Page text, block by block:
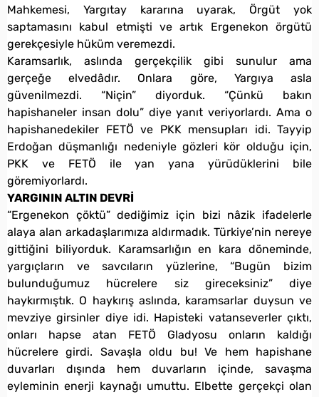
Mahkemesi, Yargıtay kararına uyarak, Örgüt yok
saptamasını kabul etmişti ve artık Ergenekon örgütü
gerekçesiyle hüküm veremezdi.
Karamsarlık, aslında gerçekçilik gibi sunulur ama
gerçeğe elvedâdır. Onlara göre, Yargıya asla
güvenilmezdi. “Niçin” diyorduk. “Çünkü bakın
hapishaneler insan dolu” diye yanıt veriyorlardı. Ama o
hapishanedekiler FETÖ ve PKK mensupları idi. Tayyip
Erdoğan düşmanlığı nedeniyle gözleri kör olduğu için,
PKK ve FETÖ ile yan yana yürüdüklerini bile
göremiyorlardı.
YARGININ ALTIN DEVRİ
“Ergenekon çöktü” dediğimiz için bizi nâzik ifadelerle
alaya alan arkadaşlarımıza aldırmadık. Türkiye’nin nereye
gittiğini biliyorduk. Karamsarlığın en kara döneminde,
yargıçların ve savcıların yüzlerine, “Bugün bizim
bulunduğumuz hücrelere siz gireceksiniz” diye
haykırmıştık. O haykırış aslında, karamsarlar duysun ve
mevziye girsinler diye idi. Hapisteki vatanseverler çıktı,
onları hapse atan FETÖ Gladyosu onların kaldığı
hücrelere girdi. Savaşla oldu bu! Ve hem hapishane
duvarları dışında hem duvarların içinde, savaşma
eyleminin enerji kaynağı umuttu. Elbette gerçekçi olan